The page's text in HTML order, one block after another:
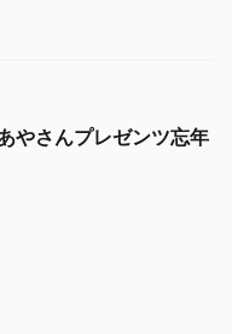
さんプレゼンツ忘年